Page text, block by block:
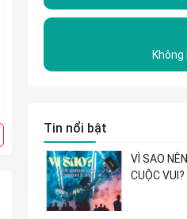
Tin nổi bật
VÌ SAO
CUỘC